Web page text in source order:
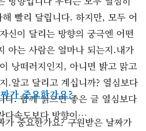
빨리 달립니다. 하지만, 모두 어
신이 달리는 방향의 궁극엔 어떤
아는 사람은 얼마나 되는지.내가
낭떠러지인지, 아니면 밝고 맑고
.알고 달리고 계십니까? 열심보다
다. 함께 읽으면 좋은 글 열심보다
다속도보다 방향이…
가 중요한가요?
가 중요한가요? 구원받은 날짜가